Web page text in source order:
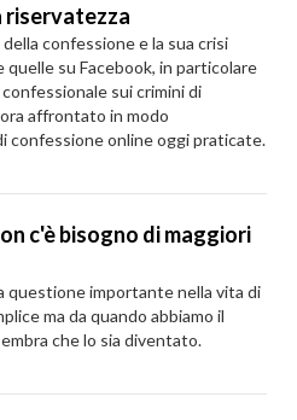
riservatezza
confessione e la sua crisi
su Facebook, in particolare
sui crimini di
affrontato in modo
confessione online oggi praticate.
c'è bisogno di maggiori
questione importante nella vita di
ma da quando abbiamo il
che lo sia diventato.